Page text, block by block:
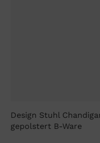
Design Stuhl
gepolstert B-Ware